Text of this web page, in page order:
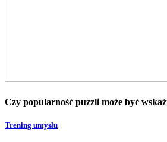
Czy popularność puzzli może być
Trening umysłu